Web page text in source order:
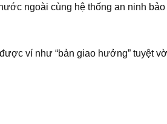
ngoài cùng hệ thống an ninh bảo
được ví như “bản giao hưởng” tuyệt